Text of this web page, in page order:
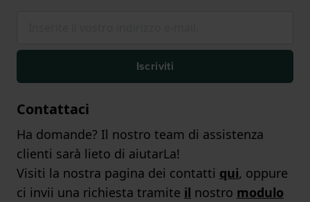
Iscriviti
Contattaci
Ha domande? Il nostro team di assistenza
clienti sarà lieto di aiutarLa!
Visiti la nostra pagina dei contatti qui, oppure
ci invii una richiesta tramite il nostro modulo